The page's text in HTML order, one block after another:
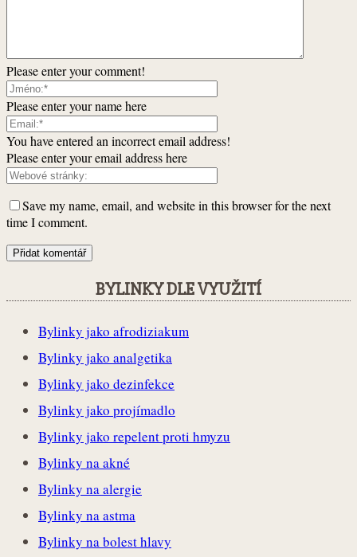
Please enter your comment!
Please enter your name here
You have entered an incorrect email address!
Please enter your email address here
Save my name, email, and website in this browser for the next
time I comment.
BYLINKY DLE VYUŽITÍ
Bylinky jako afrodiziakum
Bylinky jako analgetika
Bylinky jako dezinfekce
Bylinky jako projímadlo
Bylinky jako repelent proti hmyzu
Bylinky na akné
Bylinky na alergie
Bylinky na astma
Bylinky na bolest hlavy